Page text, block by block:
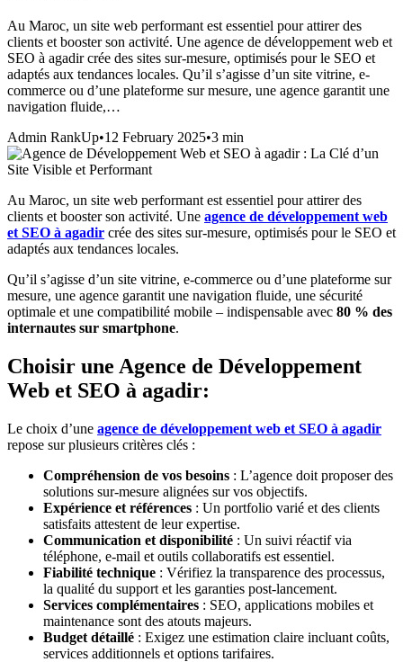
Au Maroc, un site web performant est essentiel pour attirer des
clients et booster son activité. Une agence de développement web et
SEO à agadir crée des sites sur-mesure, optimisés pour le SEO et
adaptés aux tendances locales. Qu’il s’agisse d’un site vitrine, e-
commerce ou d’une plateforme sur mesure, une agence garantit une
navigation fluide,…
Admin RankUp•12 February 2025•3 min
Au Maroc, un site web performant est essentiel pour attirer des
clients et booster son activité. Une agence de développement web
et SEO à agadir crée des sites sur-mesure, optimisés pour le SEO et
adaptés aux tendances locales.
Qu’il s’agisse d’un site vitrine, e-commerce ou d’une plateforme sur
mesure, une agence garantit une navigation fluide, une sécurité
optimale et une compatibilité mobile – indispensable avec 80 % des
internautes sur smartphone.
Choisir une Agence de Développement
Web et SEO à agadir:
Le choix d’une agence de développement web et SEO à agadir
repose sur plusieurs critères clés :
Compréhension de vos besoins : L’agence doit proposer des
solutions sur-mesure alignées sur vos objectifs.
Expérience et références : Un portfolio varié et des clients
satisfaits attestent de leur expertise.
Communication et disponibilité : Un suivi réactif via
téléphone, e-mail et outils collaboratifs est essentiel.
Fiabilité technique : Vérifiez la transparence des processus,
la qualité du support et les garanties post-lancement.
Services complémentaires : SEO, applications mobiles et
maintenance sont des atouts majeurs.
Budget détaillé : Exigez une estimation claire incluant coûts,
services additionnels et options tarifaires.